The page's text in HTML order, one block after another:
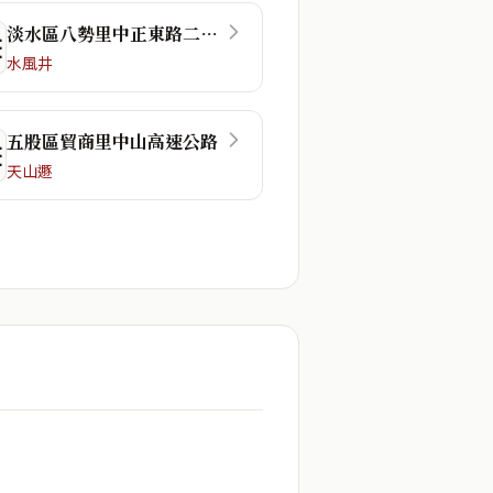
淡水區八勢里中正東路二段48巷
水風井
五股區貿商里中山高速公路
天山遯